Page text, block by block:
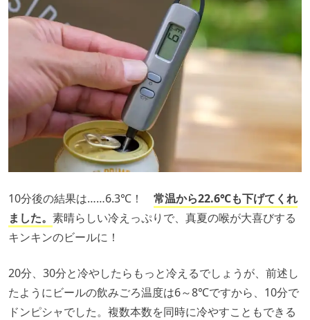
10分後の結果は……6.3℃！ 常温から22.6℃も下げてくれ
ました。 素晴らしい冷えっぷりで、真夏の喉が大喜びする
キンキンのビールに！
20分、30分と冷やしたらもっと冷えるでしょうが、前述し
たようにビールの飲みごろ温度は6～8℃ですから、10分で
ドンピシャでした。複数本数を同時に冷やすこともできる